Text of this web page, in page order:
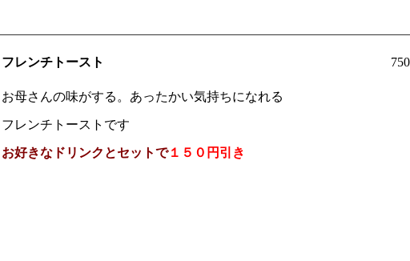
フレンチトースト
お母さんの味がする。あったかい気持ちになれる
フレンチトーストです
お好きなドリンクとセットで１５０円引き